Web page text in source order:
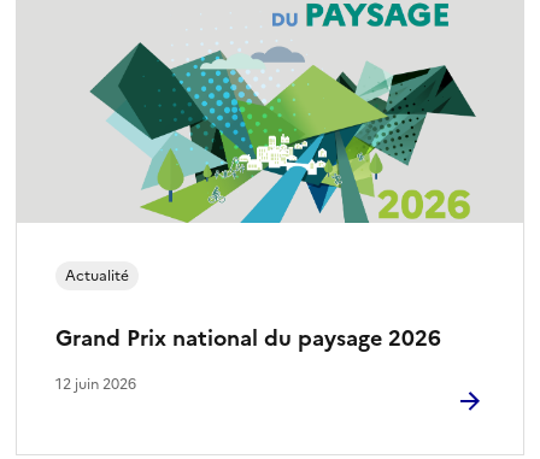
Grand Prix national du paysage 2026
Actualité
12 juin 2026